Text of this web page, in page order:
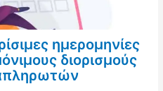
ημερομηνίες
διορισμούς